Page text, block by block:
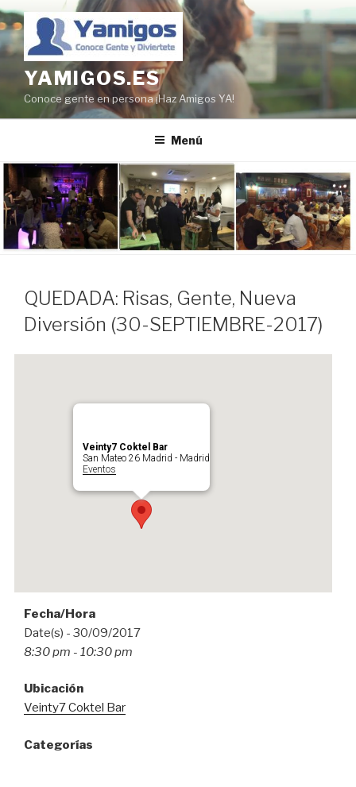
Saltar
al
contenido
YAMIGOS.ES
Conoce gente en persona ¡Haz Amigos YA!
Menú
QUEDADA: Risas, Gente, Nueva
Diversión (30-SEPTIEMBRE-2017)
Veinty7 Coktel Bar
San Mateo 26 Madrid - Madrid
Eventos
Fecha/Hora
Date(s) - 30/09/2017
8:30 pm - 10:30 pm
Ubicación
Veinty7 Coktel Bar
Categorías